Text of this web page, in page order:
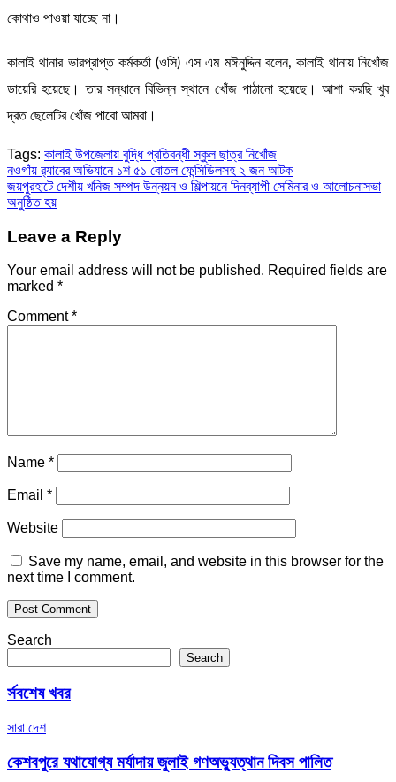
কোথাও পাওয়া যাচ্ছে না।
কালাই থানার ভারপ্রাপ্ত কর্মকর্তা (ওসি) এস এম মঈনুদ্দিন বলেন, কালাই থানায় নিখোঁজ
ডায়েরি হয়েছে। তার সন্ধানে বিভিন্ন স্থানে খোঁজ পাঠানো হয়েছে। আশা করছি খুব
দ্রত ছেলেটির খোঁজ পাবো আমরা।
Tags: কালাই উপজেলায় বুদ্ধি প্রতিবন্ধী স্কুল ছাত্র নিখোঁজ
Post
navigation
নওগাঁয় র‍্যাবের অভিযানে ১শ ৫১ বোতল ফেন্সিডিলসহ ২ জন আটক
জয়পুরহাটে দেশীয় খনিজ সম্পদ উন্নয়ন ও শিল্পায়নে দিনব্যাপী সেমিনার ও আলোচনাসভা
অনুষ্ঠিত হয়
Leave a Reply
Your email address will not be published. Required fields are
marked *
Comment*
Name *
Email *
Website
Save my name, email, and website in this browser for the
next time I comment.
Search
Search
র্সবশেষ খবর
সারা দেশ
কেশবপুরে যথাযোগ্য মর্যাদায় জুলাই গণঅভ্যুত্থান দিবস পালিত